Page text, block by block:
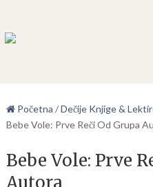
Početna /Dečije Knjige &
Bebe Vole: Prve Reči Od Grupa
Bebe Vole: Prve
Autora